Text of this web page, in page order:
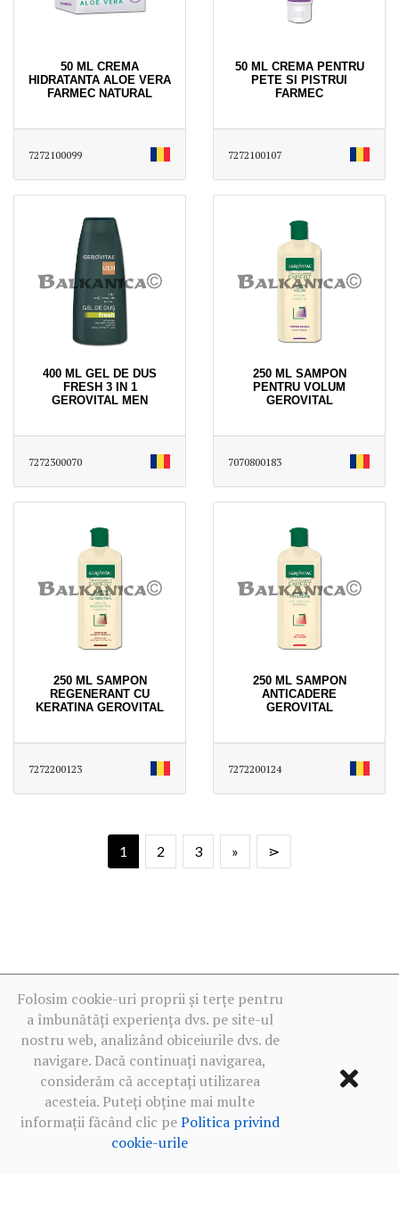
50 ML CREMA
HIDRATANTA ALOE VERA
FARMEC NATURAL
7272100099
50 ML CREMA PENTRU
PETE SI PISTRUI
FARMEC
7272100107
400 ML GEL DE DUS
FRESH 3 IN 1
GEROVITAL MEN
7272300070
250 ML SAMPON
PENTRU VOLUM
GEROVITAL
7070800183
250 ML SAMPON
REGENERANT CU
KERATINA GEROVITAL
7272200123
250 ML SAMPON
ANTICADERE
GEROVITAL
7272200124
1 2 3 » ⋗
Folosim cookie-uri proprii și terțe pentru
a îmbunătăți experiența dvs. pe site-ul
nostru web, analizând obiceiurile dvs. de
navigare. Dacă continuați navigarea,
considerăm că acceptați utilizarea
acesteia. Puteți obține mai multe
informații făcând clic pePolitica privind
cookie-urile